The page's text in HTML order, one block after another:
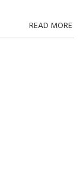
READ MORE